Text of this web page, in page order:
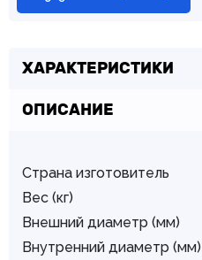
ХАРАКТЕРИСТИКИ
ОПИСАНИЕ
Страна изготовитель
Вес (кг)
Внешний диаметр (мм)
Внутренний диаметр (мм)